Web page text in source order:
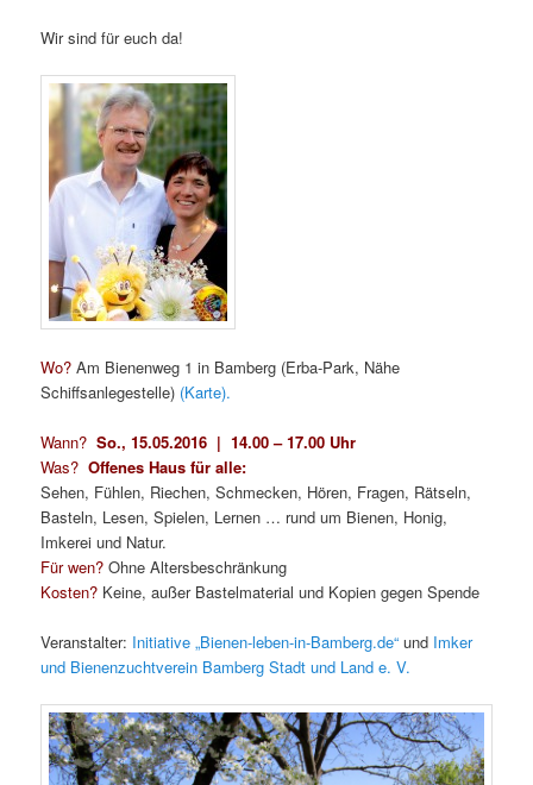
Wir sind für euch da!
Wo? Am Bienenweg 1 in Bamberg (Erba-Park, Nähe
Schiffsanlegestelle) (Karte).
Wann? So., 15.05.2016 | 14.00 – 17.00 Uhr
Was? Offenes Haus für alle:
Sehen, Fühlen, Riechen, Schmecken, Hören, Fragen, Rätseln,
Basteln, Lesen, Spielen, Lernen … rund um Bienen, Honig,
Imkerei und Natur.
Für wen? Ohne Altersbeschränkung
Kosten? Keine, außer Bastelmaterial und Kopien gegen Spende
Veranstalter: Initiative „Bienen-leben-in-Bamberg.de“und Imker
und Bienenzuchtverein Bamberg Stadt und Land e. V.